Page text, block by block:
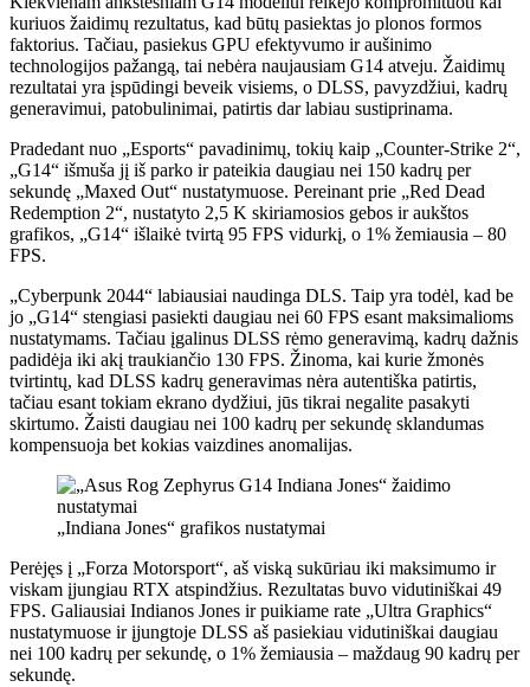
kuriuos žaidimų rezultatus, kad būtų pasiektas jo plonos formos
faktorius. Tačiau, pasiekus GPU efektyvumo ir aušinimo
technologijos pažangą, tai nebėra naujausiam G14 atveju. Žaidimų
rezultatai yra įspūdingi beveik visiems, o DLSS, pavyzdžiui, kadrų
generavimui, patobulinimai, patirtis dar labiau sustiprinama.
Pradedant nuo „Esports“ pavadinimų, tokių kaip „Counter-Strike 2“,
„G14“ išmuša jį iš parko ir pateikia daugiau nei 150 kadrų per
sekundę „Maxed Out“ nustatymuose. Pereinant prie „Red Dead
Redemption 2“, nustatyto 2,5 K skiriamosios gebos ir aukštos
grafikos, „G14“ išlaikė tvirtą 95 FPS vidurkį, o 1% žemiausia – 80
FPS.
„Cyberpunk 2044“ labiausiai naudinga DLS. Taip yra todėl, kad be
jo „G14“ stengiasi pasiekti daugiau nei 60 FPS esant maksimalioms
nustatymams. Tačiau įgalinus DLSS rėmo generavimą, kadrų dažnis
padidėja iki akį traukiančio 130 FPS. Žinoma, kai kurie žmonės
tvirtintų, kad DLSS kadrų generavimas nėra autentiška patirtis,
tačiau esant tokiam ekrano dydžiui, jūs tikrai negalite pasakyti
skirtumo. Žaisti daugiau nei 100 kadrų per sekundę sklandumas
kompensuoja bet kokias vaizdines anomalijas.
„Indiana Jones“ grafikos nustatymai
Perėjęs į „Forza Motorsport“, aš viską sukūriau iki maksimumo ir
viskam įjungiau RTX atspindžius. Rezultatas buvo vidutiniškai 49
FPS. Galiausiai Indianos Jones ir puikiame rate „Ultra Graphics“
nustatymuose ir įjungtoje DLSS aš pasiekiau vidutiniškai daugiau
nei 100 kadrų per sekundę, o 1% žemiausia – maždaug 90 kadrų per
sekundę.